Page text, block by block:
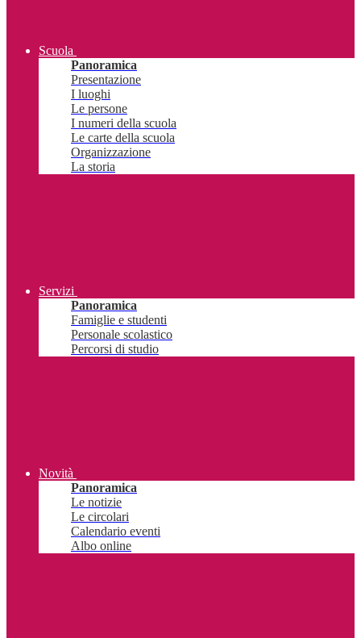
Scuola
Panoramica
Presentazione
I luoghi
Le persone
I numeri della scuola
Le carte della scuola
Organizzazione
La storia
Servizi
Panoramica
Famiglie e studenti
Personale scolastico
Percorsi di studio
Novità
Panoramica
Le notizie
Le circolari
Calendario eventi
Albo online